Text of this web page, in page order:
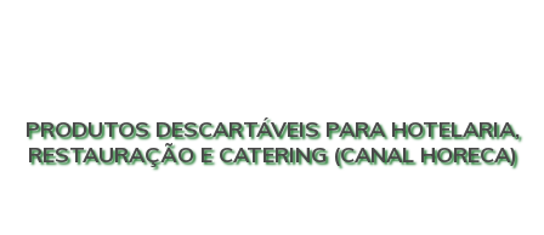
PRODUTOS DESCARTÁVEIS PARA HOTELARIA,
RESTAURAÇÃO E CATERING (CANAL HORECA)